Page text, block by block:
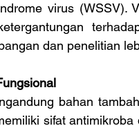
virus (WSSV).
dan penelitian
bahan
sifat